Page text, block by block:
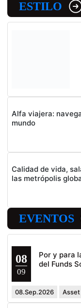
ESTILO
Alfa viajera:
mundo
Calidad de vida,
las metrópolis
EVENTOS
08
09
Por y para
del Funds
08.Sep.2026 Asset